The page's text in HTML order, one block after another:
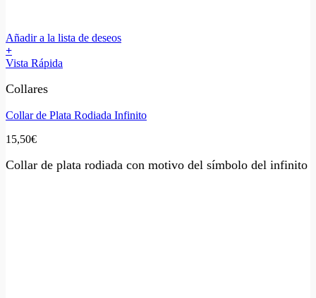
Añadir a la lista de deseos
+
Vista Rápida
Collares
Collar de Plata Rodiada Infinito
15,50€
Collar de plata rodiada con motivo del símbolo del infinito